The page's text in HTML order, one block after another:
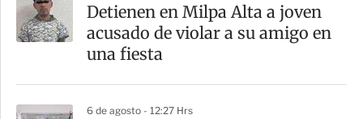
Detienen en Milpa Alta a joven
acusado de violar a su amigo en
una fiesta
6 de agosto - 12:27 Hrs